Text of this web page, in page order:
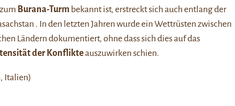
Burana-Turm bekannt ist, erstreckt sich auch entlang der
. In den letzten Jahren wurde ein Wettrüsten zwischen
Ländern dokumentiert, ohne dass sich dies auf das
der Konflikteauszuwirken schien.
, Italien)